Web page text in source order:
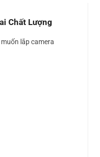
Chất Lượng
lắp camera